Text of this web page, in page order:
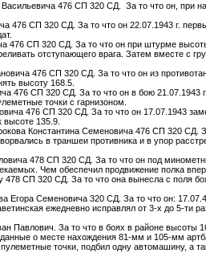
476 СП 320 СД. За то что он, при
476 СП 320 СД. За то что он 22.07.1943 г.
476 СП 320 СД. За то что он при штурме
отступающего врага. Затем вместе с
476 СП 320 СД. За то что он из
высоту 168.5.
476 СП 320 СД. За то что он в бою 21.07.1943
точки с гарнизоном.
476 СП 320 СД. За то что он 17.07.1943
высоте 135.9.
Константина Семеновича 476 СП 320 СД.
в траншеи противника и в упор
478 СП 320 СД. За то что он под
Чем обеспечил продвижение полка
478 СП 320 СД. За то что она вынесла с поля
Егора Семеновича 320 СД. За то что он:
ежедневно исправлял от 3-х до 5-ти
Павлович. За то что в боях в районе высоты
о месте нахождения 81-мм и 105-мм
точки, подбил одну автомашину, а